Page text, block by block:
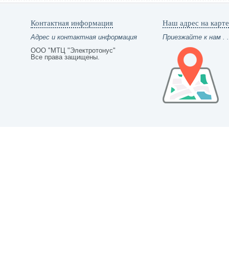
Контактная информация
Адрес и контактная информация
ООО "МТЦ "Электротонус"
Все права защищены.
Наш адрес на карте
Приезжайте к нам .